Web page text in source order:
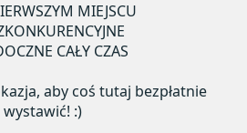
MIEJSCU
CAŁY CZAS
aby coś tutaj bezpłatnie
wystawić! :)